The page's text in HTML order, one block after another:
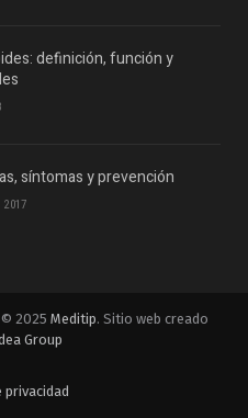
definición, función y
síntomas y prevención
2017
2025 Meditip. Sitio web creado
Group
privacidad